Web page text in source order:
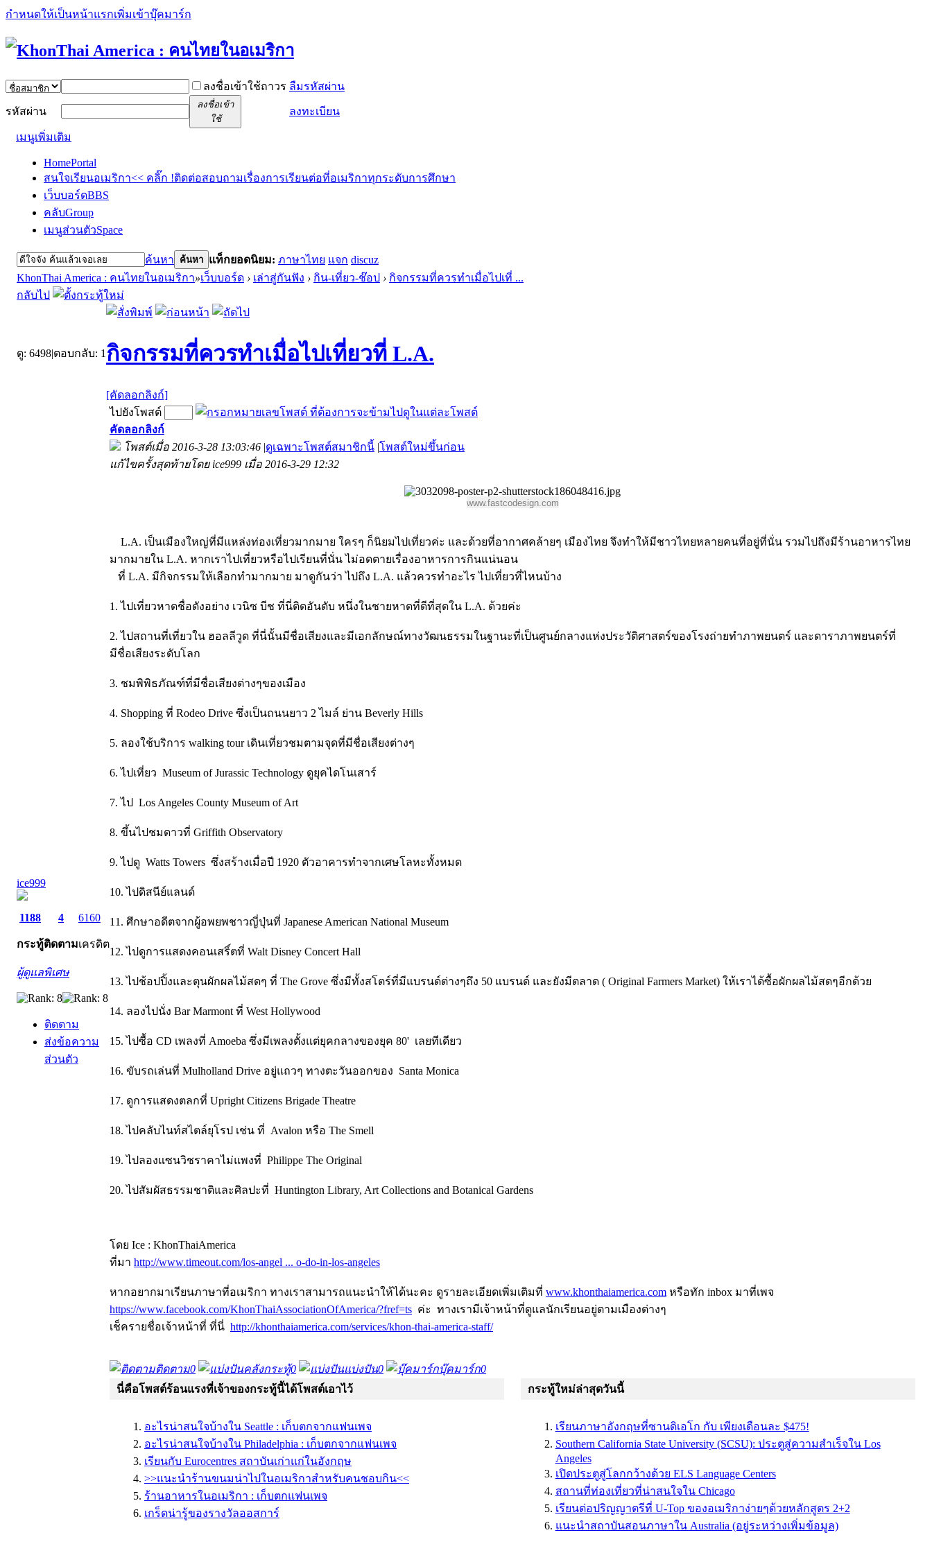
กำหนดให้เป็นหน้าแรกเพิ่มเข้าบุ๊คมาร์ก
ลงชื่อเข้าใช้ถาวร ลืมรหัสผ่าน
รหัสผ่าน
ลงชื่อเข้า
ใช้
ลงทะเบียน
เมนูเพิ่มเติม
HomePortal
สนใจเรียนอเมริกา<< คลิ๊ก !ติดต่อสอบถามเรื่องการเรียนต่อที่อเมริกาทุกระดับการศึกษา
เว็บบอร์ดBBS
คลับGroup
เมนูส่วนตัวSpace
ค้นหา ค้นหา แท็กยอดนิยม: ภาษาไทย แจก discuz
KhonThai America : คนไทยในอเมริกา»เว็บบอร์ด › เล่าสู่กันฟัง › กิน-เที่ยว-ช๊อป › กิจกรรมที่ควรทำเมื่อไปเที่ ...
กลับไป
ดู: 6498|ตอบกลับ: 1 กิจกรรมที่ควรทำเมื่อไปเที่ยวที่ L.A.
[คัดลอกลิงก์]
ice999
1188
กระทู้
4
ติดตาม
6160
เครดิต
ผู้ดูแลพิเศษ
ติดตาม
ส่งข้อความ
ส่วนตัว
ไปยังโพสต์
คัดลอกลิงก์
โพสต์เมื่อ 2016-3-28 13:03:46 |ดูเฉพาะโพสต์สมาชิกนี้ |โพสต์ใหม่ขึ้นก่อน
แก้ไขครั้งสุดท้ายโดย ice999 เมื่อ 2016-3-29 12:32
www.fastcodesign.com
L.A. เป็นเมืองใหญ่ที่มีแหล่งท่องเที่ยวมากมาย ใครๆ ก็นิยมไปเที่ยวค่ะ และด้วยที่อากาศคล้ายๆ เมืองไทย จึงทำให้มีชาวไทยหลายคนที่อยู่ที่นั่น รวมไปถึงมีร้านอาหารไทย
มากมายใน L.A. หากเราไปเที่ยวหรือไปเรียนที่นั่น ไม่อดตายเรื่องอาหารการกินแน่นอน
ที่ L.A. มีกิจกรรมให้เลือกทำมากมาย มาดูกันว่า ไปถึง L.A. แล้วควรทำอะไร ไปเที่ยวที่ไหนบ้าง
1. ไปเที่ยวหาดชื่อดังอย่าง เวนิซ บีช ที่นี่ติดอันดับ หนึ่งในชายหาดที่ดีที่สุดใน L.A. ด้วยค่ะ
2. ไปสถานที่เที่ยวใน ฮอลลีวูด ที่นี่นั้นมีชื่อเสียงและมีเอกลักษณ์ทางวัฒนธรรมในฐานะที่เป็นศูนย์กลางแห่งประวัติศาสตร์ของโรงถ่ายทำภาพยนตร์ และดาราภาพยนตร์ที่
มีชื่อเสียงระดับโลก
3. ชมพิพิธภัณฑ์ที่มีชื่อเสียงต่างๆของเมือง
4. Shopping ที่ Rodeo Drive ซึ่งเป็นถนนยาว 2 ไมล์ ย่าน Beverly Hills
5. ลองใช้บริการ walking tour เดินเที่ยวชมตามจุดที่มีชื่อเสียงต่างๆ
6. ไปเที่ยว Museum of Jurassic Technology ดูยุคไดโนเสาร์
7. ไป Los Angeles County Museum of Art
8. ขึ้นไปชมดาวที่ Griffith Observatory
9. ไปดู Watts Towers ซึ่งสร้างเมื่อปี 1920 ตัวอาคารทำจากเศษโลหะทั้งหมด
10. ไปดิสนีย์แลนด์
11. ศึกษาอดีตจากผู้อพยพชาวญี่ปุ่นที่ Japanese American National Museum
12. ไปดูการแสดงคอนเสริ์ตที่ Walt Disney Concert Hall
13. ไปช้อปปิ้งและตุนผักผลไม้สดๆ ที่ The Grove ซึ่งมีทั้งสโตร์ที่มีแบรนด์ต่างๆถึง 50 แบรนด์ และยังมีตลาด ( Original Farmers Market) ให้เราได้ซื้อผักผลไม้สดๆอีกด้วย
14. ลองไปนั่ง Bar Marmont ที่ West Hollywood
15. ไปซื้อ CD เพลงที่ Amoeba ซึ่งมีเพลงตั้งแต่ยุคกลางของยุค 80' เลยทีเดียว
16. ขับรถเล่นที่ Mulholland Drive อยู่แถวๆ ทางตะวันออกของ Santa Monica
17. ดูการแสดงตลกที่ Upright Citizens Brigade Theatre
18. ไปคลับไนท์สไตล์ยุโรป เช่น ที่ Avalon หรือ The Smell
19. ไปลองแซนวิชราคาไม่แพงที่ Philippe The Original
20. ไปสัมผัสธรรมชาติและศิลปะที่ Huntington Library, Art Collections and Botanical Gardens
โดย Ice : KhonThaiAmerica
ที่มา http://www.timeout.com/los-angel ... o-do-in-los-angeles
หากอยากมาเรียนภาษาที่อเมริกา ทางเราสามารถแนะนำให้ได้นะคะ ดูรายละเอียดเพิ่มเติมที่ www.khonthaiamerica.com หรือทัก inbox มาที่เพจ
https://www.facebook.com/KhonThaiAssociationOfAmerica/?fref=ts ค่ะ ทางเรามีเจ้าหน้าที่ดูแลนักเรียนอยู่ตามเมืองต่างๆ
เช็ครายชื่อเจ้าหน้าที่ ที่นี่ http://khonthaiamerica.com/services/khon-thai-america-staff/
ติดตาม0 คลังกระทู้0 แบ่งปัน0 บุ๊คมาร์ก0
นี่คือโพสต์ร้อนแรงที่เจ้าของกระทู้นี้ได้โพสต์เอาไว้
อะไรน่าสนใจบ้างใน Seattle : เก็บตกจากแฟนเพจ
อะไรน่าสนใจบ้างใน Philadelphia : เก็บตกจากแฟนเพจ
เรียนกับ Eurocentres สถาบันเก่าแก่ในอังกฤษ
>>แนะนำร้านขนมน่าไปในอเมริกาสำหรับคนชอบกิน<<
ร้านอาหารในอเมริกา : เก็บตกแฟนเพจ
เกร็ดน่ารู้ของรางวัลออสการ์
กระทู้ใหม่ล่าสุดวันนี้
เรียนภาษาอังกฤษที่ซานดิเอโก กับ เพียงเดือนละ $475!
Southern California State University (SCSU): ประตูสู่ความสำเร็จใน Los
Angeles
เปิดประตูสู่โลกกว้างด้วย ELS Language Centers
สถานที่ท่องเที่ยวที่น่าสนใจใน Chicago
เรียนต่อปริญญาตรีที่ U-Top ของอเมริกาง่ายๆด้วยหลักสูตร 2+2
แนะนำสถาบันสอนภาษาใน Australia (อยู่ระหว่างเพิ่มข้อมูล)